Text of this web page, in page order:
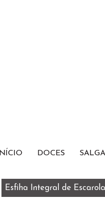
INÍCIO DOCES
Esfiha Integral de